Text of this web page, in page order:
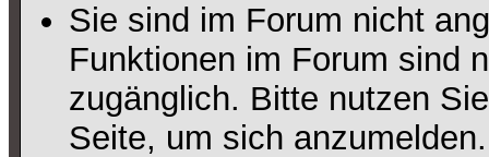
Sie sind im Forum nicht
Funktionen im Forum sind
zugänglich. Bitte nutzen
Seite, um sich